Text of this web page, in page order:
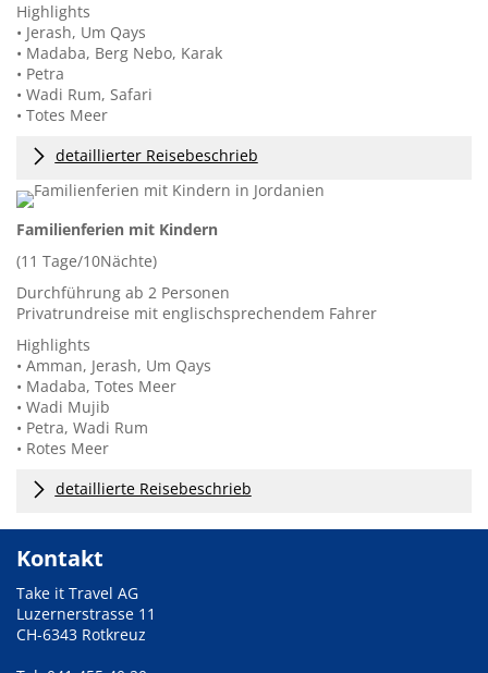
Highlights
• Jerash, Um Qays
• Madaba, Berg Nebo, Karak
• Petra
• Wadi Rum, Safari
• Totes Meer
detaillierter Reisebeschrieb
Familienferien mit Kindern
(11 Tage/10Nächte)
Durchführung ab 2 Personen
Privatrundreise mit englischsprechendem Fahrer
Highlights
• Amman, Jerash, Um Qays
• Madaba, Totes Meer
• Wadi Mujib
• Petra, Wadi Rum
• Rotes Meer
detaillierte Reisebeschrieb
Kontakt
Take it Travel AG
Luzernerstrasse 11
CH-6343 Rotkreuz